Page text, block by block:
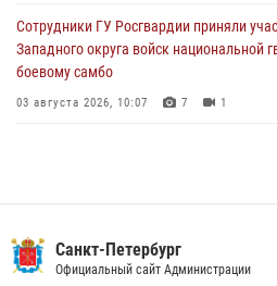
Сотрудники ГУ Росгвардии приняли
Западного округа войск национальной
боевому самбо
03 августа 2026, 10:07 7 1
В Красногвардейском районе
угрожавшего мужчине пневматическим
Санкт-Петербург
Официальный сайт Администрации